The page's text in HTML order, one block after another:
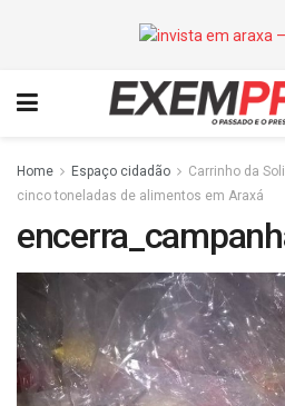
Home Espaço cidadão
Carrinho da
cinco toneladas de alimentos em Araxá